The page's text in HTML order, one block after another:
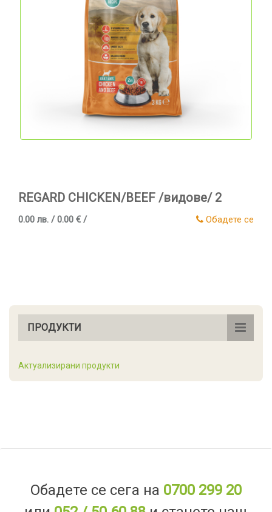
REGARD CHICKEN/BEEF /видове/ 2
0.00 лв. / 0.00 € / Обадете се
ПРОДУКТИ
Актуализирани продукти
Обадете се сега на 0700 299 20